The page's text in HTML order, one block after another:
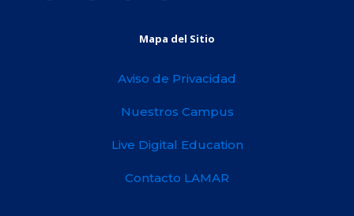
Mapa del Sitio
Aviso de Privacidad
Nuestros Campus
Live Digital Education
Contacto LAMAR